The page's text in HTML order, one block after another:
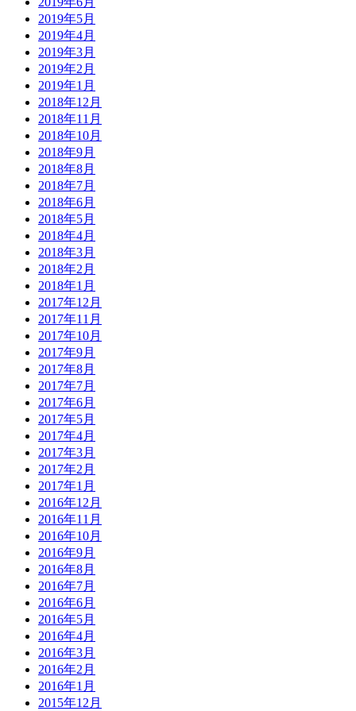
2019年5月
2019年4月
2019年3月
2019年2月
2019年1月
2018年12月
2018年11月
2018年10月
2018年9月
2018年8月
2018年7月
2018年6月
2018年5月
2018年4月
2018年3月
2018年2月
2018年1月
2017年12月
2017年11月
2017年10月
2017年9月
2017年8月
2017年7月
2017年6月
2017年5月
2017年4月
2017年3月
2017年2月
2017年1月
2016年12月
2016年11月
2016年10月
2016年9月
2016年8月
2016年7月
2016年6月
2016年5月
2016年4月
2016年3月
2016年2月
2016年1月
2015年12月